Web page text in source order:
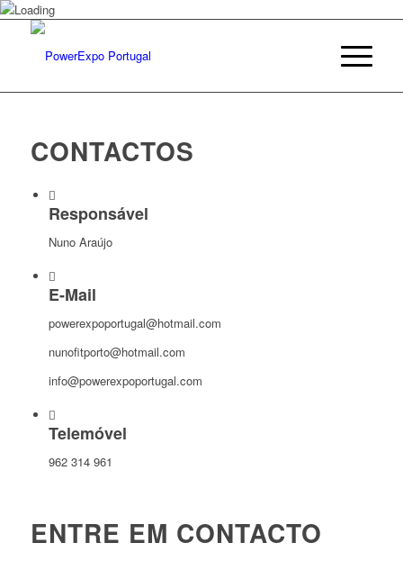
CONTACTOS
Responsável
Nuno Araújo
E-Mail
powerexpoportugal@hotmail.com
nunofitporto@hotmail.com
info@powerexpoportugal.com
Telemóvel
962 314 961
ENTRE EM CONTACTO